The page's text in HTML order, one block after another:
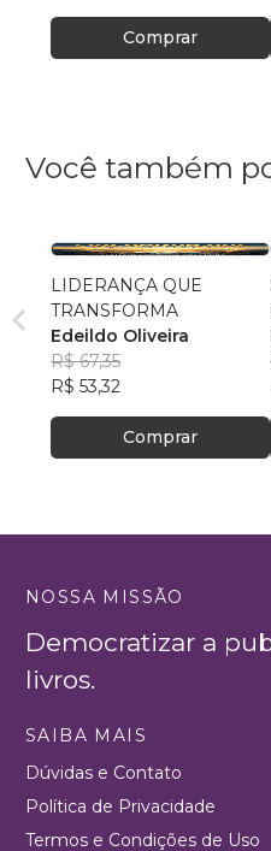
Comprar
Você também
LIDERANÇA QUE
TRANSFORMA
Edeildo Oliveira
R$ 67,35
R$ 53,32
Comprar
NOSSA MISSÃO
Democratizar a
livros.
SAIBA MAIS
Dúvidas e Contato
Política de Privacidade
Termos e Condições de Uso